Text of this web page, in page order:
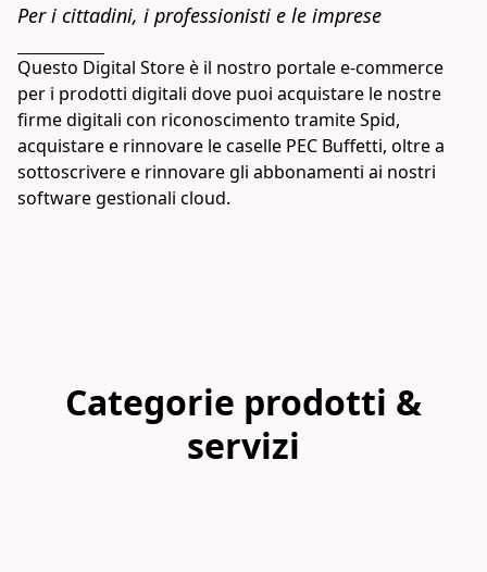
Per i cittadini, i professionisti e le imprese
Questo Digital Store è il nostro portale e-commerce
per i prodotti digitali dove puoi acquistare le nostre
firme digitali con riconoscimento tramite Spid,
acquistare e rinnovare le caselle PEC Buffetti, oltre a
sottoscrivere e rinnovare gli abbonamenti ai nostri
software gestionali cloud.
Categorie prodotti &
servizi